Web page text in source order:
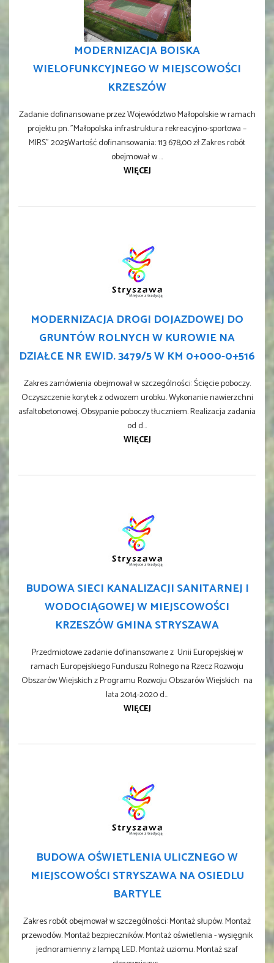
MODERNIZACJA BOISKA
WIELOFUNKCYJNEGO W MIEJSCOWOŚCI
KRZESZÓW
Zadanie dofinansowane przez Województwo Małopolskie w ramach
projektu pn. "Małopolska infrastruktura rekreacyjno-sportowa –
MIRS" 2025Wartość dofinansowania: 113 678,00 zł Zakres robót
obejmował w ...
WIĘCEJ
MODERNIZACJA DROGI DOJAZDOWEJ DO
GRUNTÓW ROLNYCH W KUROWIE NA
DZIAŁCE NR EWID. 3479/5 W KM 0+000-0+516
Zakres zamówienia obejmował w szczególności: Ścięcie poboczy.
Oczyszczenie korytek z odwozem urobku. Wykonanie nawierzchni
asfaltobetonowej. Obsypanie poboczy tłuczniem. Realizacja zadania
od d...
WIĘCEJ
BUDOWA SIECI KANALIZACJI SANITARNEJ I
WODOCIĄGOWEJ W MIEJSCOWOŚCI
KRZESZÓW GMINA STRYSZAWA
Przedmiotowe zadanie dofinansowane z Unii Europejskiej w
ramach Europejskiego Funduszu Rolnego na Rzecz Rozwoju
Obszarów Wiejskich z Programu Rozwoju Obszarów Wiejskich na
lata 2014-2020 d...
WIĘCEJ
BUDOWA OŚWIETLENIA ULICZNEGO W
MIEJSCOWOŚCI STRYSZAWA NA OSIEDLU
BARTYLE
Zakres robót obejmował w szczególności: Montaż słupów. Montaż
przewodów. Montaż bezpieczników. Montaż oświetlenia - wysięgnik
jednoramienny z lampą LED. Montaż uziomu. Montaż szaf